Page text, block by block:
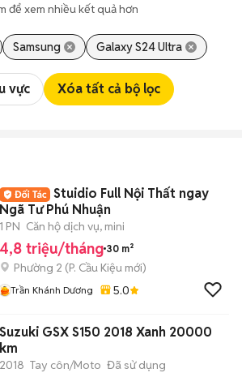
để xem nhiều kết quả hơn
Samsung Galaxy S24 Ultra
vực Xóa tất cả bộ lọc
Stuidio Full Nội Thất ngay
Ngã Tư Phú Nhuận
1 PN Căn hộ dịch vụ, mini
4,8 triệu/tháng 30 m²
Phường 2 (P. Cầu Kiệu mới)
Trần Khánh Dương 5.0
Suzuki GSX S150 2018 Xanh 20000
km
2018 Tay côn/Moto Đã sử dụng